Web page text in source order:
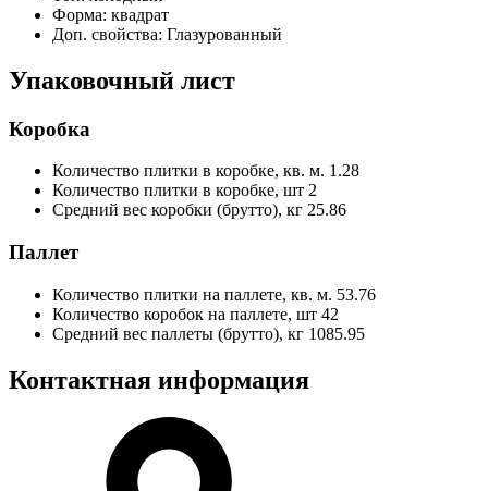
Форма: квадрат
Доп. свойства: Глазурованный
Упаковочный лист
Коробка
Количество плитки в коробке, кв. м. 1.28
Количество плитки в коробке, шт 2
Средний вес коробки (брутто), кг 25.86
Паллет
Количество плитки на паллете, кв. м. 53.76
Количество коробок на паллете, шт 42
Средний вес паллеты (брутто), кг 1085.95
Контактная информация